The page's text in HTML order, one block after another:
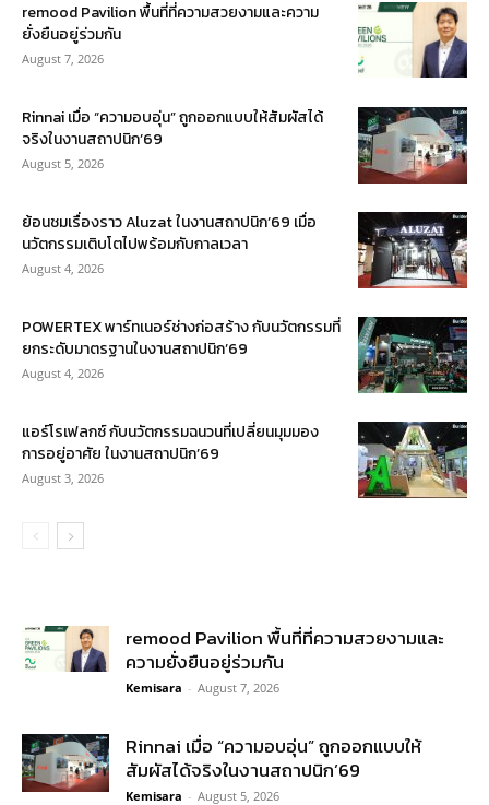
remood Pavilion พื้นที่ที่ความสวยงามและความ
ยั่งยืนอยู่ร่วมกัน
August 7, 2026
Rinnai เมื่อ “ความอบอุ่น” ถูกออกแบบให้สัมผัสได้
จริงในงานสถาปนิก’69
August 5, 2026
ย้อนชมเรื่องราว Aluzat ในงานสถาปนิก’69 เมื่อ
นวัตกรรมเติบโตไปพร้อมกับกาลเวลา
August 4, 2026
POWERTEX พาร์ทเนอร์ช่างก่อสร้าง กับนวัตกรรมที่
ยกระดับมาตรฐานในงานสถาปนิก’69
August 4, 2026
แอร์โรเฟลกซ์ กับนวัตกรรมฉนวนที่เปลี่ยนมุมมอง
การอยู่อาศัย ในงานสถาปนิก’69
August 3, 2026
remood Pavilion พื้นที่ที่ความสวยงามและ
ความยั่งยืนอยู่ร่วมกัน
Kemisara - August 7, 2026
Rinnai เมื่อ “ความอบอุ่น” ถูกออกแบบให้
สัมผัสได้จริงในงานสถาปนิก’69
Kemisara - August 5, 2026